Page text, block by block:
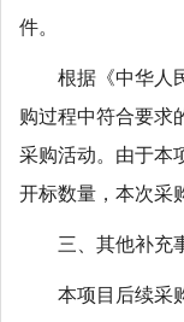
件。
根据《中华人
购过程中符合要求
采购活动。由于本
开标数量，本次采
三、其他补充
本项目后续采